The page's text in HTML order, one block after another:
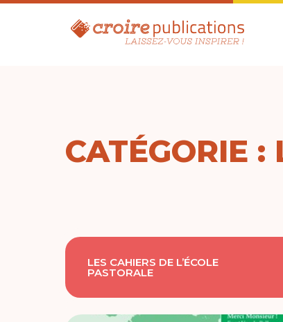
CATÉGORIE
LES CAHIERS DE L’ÉCOLE
PASTORALE